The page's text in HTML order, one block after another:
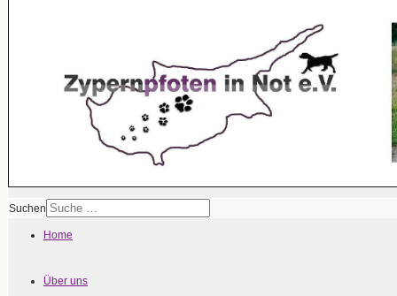
Suchen
Home
Über uns